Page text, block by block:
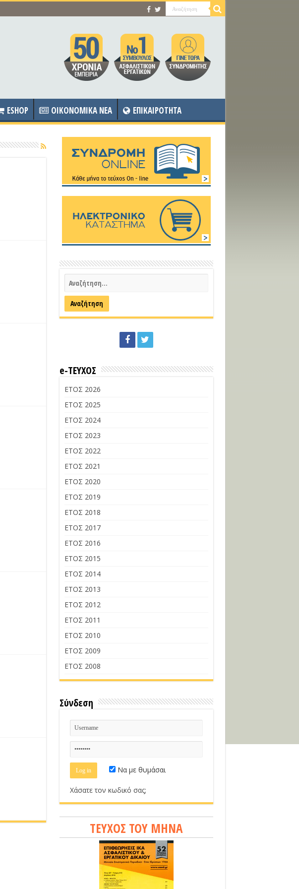
ESHOP OIKONOMIKA NEA ΕΠΙΚΑΙΡΟΤΗΤΑ
e-ΤΕΥΧΟΣ
ΕΤΟΣ 2026
ΕΤΟΣ 2025
ΕΤΟΣ 2024
ΕΤΟΣ 2023
ΕΤΟΣ 2022
ΕΤΟΣ 2021
ΕΤΟΣ 2020
ΕΤΟΣ 2019
ΕΤΟΣ 2018
ΕΤΟΣ 2017
ΕΤΟΣ 2016
ΕΤΟΣ 2015
ΕΤΟΣ 2014
ΕΤΟΣ 2013
ΕΤΟΣ 2012
ΕΤΟΣ 2011
ΕΤΟΣ 2010
ΕΤΟΣ 2009
ΕΤΟΣ 2008
Σύνδεση
Να με θυμάσαι
Χάσατε τον κωδικό σας;
ΤΕΥΧΟΣ ΤΟΥ ΜΗΝΑ